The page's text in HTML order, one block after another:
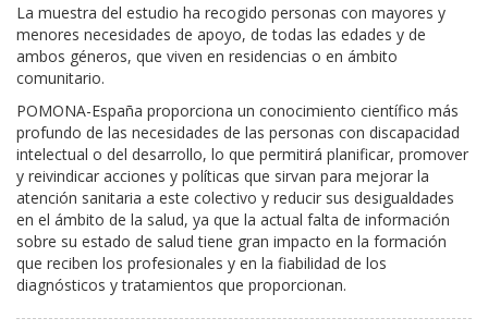
La muestra del estudio ha recogido personas con mayores y
menores necesidades de apoyo, de todas las edades y de
ambos géneros, que viven en residencias o en ámbito
comunitario.
POMONA-España proporciona un conocimiento científico más
profundo de las necesidades de las personas con discapacidad
intelectual o del desarrollo, lo que permitirá planificar, promover
y reivindicar acciones y políticas que sirvan para mejorar la
atención sanitaria a este colectivo y reducir sus desigualdades
en el ámbito de la salud, ya que la actual falta de información
sobre su estado de salud tiene gran impacto en la formación
que reciben los profesionales y en la fiabilidad de los
diagnósticos y tratamientos que proporcionan.